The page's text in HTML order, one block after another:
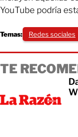
YouTube podría
Temas: Redes sociales
TE